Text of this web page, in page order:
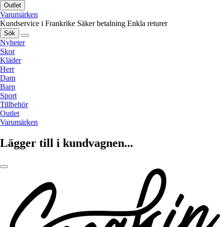
Outlet
Varumärken
Kundservice i Frankrike Säker betalning Enkla returer
Sök
Nyheter
Skor
Kläder
Herr
Dam
Barn
Sport
Tillbehör
Outlet
Varumärken
Lägger till i kundvagnen...